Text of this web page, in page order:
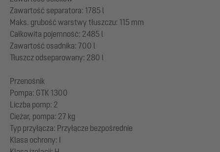
Zawartość separatora: 1785 l
Maks. grubość warstwy tłuszczu: 115 mm
Całkowita pojemność: 2485 l
Zawartość osadnika: 700 l
Tłuszcz odseparowany: 280 l
Przenośnik
Pompa: GTK 1300
Liczba pomp: 2
Ciężar, pompa: 27 kg
Typ przyłącza: Przyłącze bezpośrednie
Klasa ochrony: I